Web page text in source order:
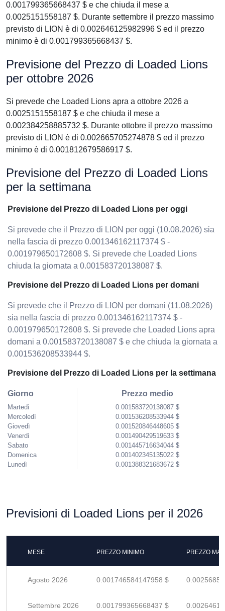
0.001799365668437 $ e che chiuda il mese a
0.0025151558187 $. Durante settembre il prezzo massimo
previsto di LION è di 0.002646125982996 $ ed il prezzo
minimo è di 0.001799365668437 $.
Previsione del Prezzo di Loaded Lions
per ottobre 2026
Si prevede che Loaded Lions apra a ottobre 2026 a
0.0025151558187 $ e che chiuda il mese a
0.002384258885732 $. Durante ottobre il prezzo massimo
previsto di LION è di 0.002665705274878 $ ed il prezzo
minimo è di 0.001812679586917 $.
Previsione del Prezzo di Loaded Lions
per la settimana
Previsione del Prezzo di Loaded Lions per oggi
Si prevede che il Prezzo di LION per oggi (10.08.2026) sia
nella fascia di prezzo 0.001346162117374 $ -
0.001979650172608 $. Si prevede che Loaded Lions
chiuda la giornata a 0.001583720138087 $.
Previsione del Prezzo di Loaded Lions per domani
Si prevede che il Prezzo di LION per domani (11.08.2026)
sia nella fascia di prezzo 0.001346162117374 $ -
0.001979650172608 $. Si prevede che Loaded Lions apra
domani a 0.001583720138087 $ e che chiuda la giornata a
0.001536208533944 $.
Previsione del Prezzo di Loaded Lions per la settimana
Giorno
Martedì
Mercoledì
Giovedì
Venerdì
Sabato
Domenica
Lunedì
Prezzo medio
0.001583720138087 $
0.001536208533944 $
0.001520846448605 $
0.001490429519633 $
0.001445716634044 $
0.001402345135022 $
0.001388321683672 $
Previsioni di Loaded Lions per il 2026
MESE PREZZO MINIMO PREZZO
Agosto 2026 0.001746584147958 $
Settembre 2026 0.001799365668437 $